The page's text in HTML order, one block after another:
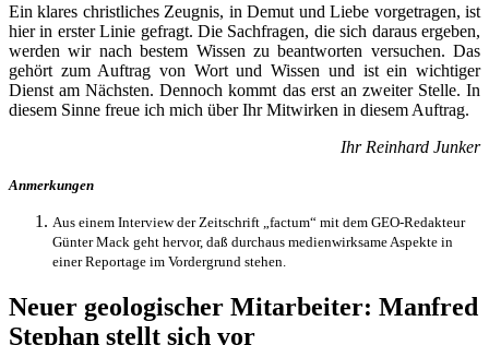
Ein klares christliches Zeugnis, in Demut und Liebe vorgetragen, ist
hier in erster Linie gefragt. Die Sachfragen, die sich daraus ergeben,
werden wir nach bestem Wissen zu beantworten versuchen. Das
gehört zum Auftrag von Wort und Wissen und ist ein wichtiger
Dienst am Nächsten. Dennoch kommt das erst an zweiter Stelle. In
diesem Sinne freue ich mich über Ihr Mitwirken in diesem Auftrag.
Ihr Reinhard Junker
Anmerkungen
Aus einem Interview der Zeitschrift „factum“ mit dem GEO-Redakteur
Günter Mack geht hervor, daß durchaus medienwirksame Aspekte in
einer Reportage im Vordergrund stehen.
Neuer geologischer Mitarbeiter: Manfred
Stephan stellt sich vor